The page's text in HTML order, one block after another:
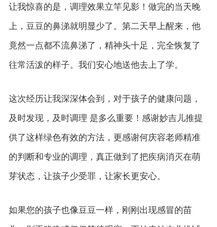
让我惊喜的是，调理效果立竿见影！做完的当天晚
上，豆豆的鼻涕就明显少了。第二天早上醒来，他
竟然一点都不流鼻涕了，精神头十足，完全恢复了
往常活泼的样子。我们安心地送他去上了学。
这次经历让我深深体会到，对于孩子的健康问题，
及时发现，及时调理 是多么重要！感谢妙吉儿推提
供了这样绿色有效的方法，更感谢何庆容老师精准
的判断和专业的调理，真正做到了把疾病消灭在萌
芽状态，让孩子少受罪，让家长更安心。
如果您的孩子也像豆豆一样，刚刚出现感冒的苗